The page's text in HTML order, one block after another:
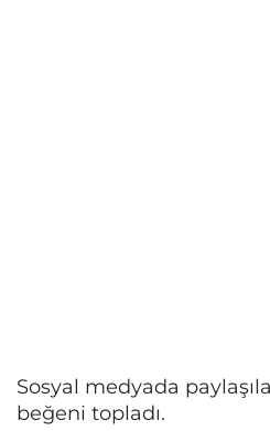
Sosyal medyada
beğeni topladı.